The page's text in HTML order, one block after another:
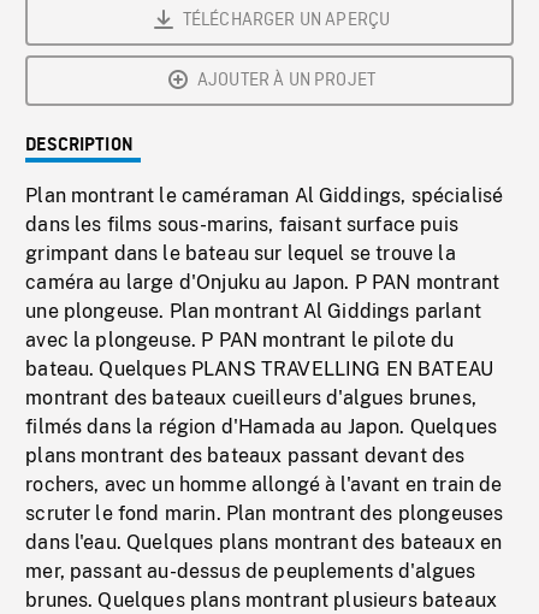
TÉLÉCHARGER UN APERÇU
AJOUTER À UN PROJET
DESCRIPTION
Plan montrant le caméraman Al Giddings, spécialisé
dans les films sous-marins, faisant surface puis
grimpant dans le bateau sur lequel se trouve la
caméra au large d'Onjuku au Japon. P PAN montrant
une plongeuse. Plan montrant Al Giddings parlant
avec la plongeuse. P PAN montrant le pilote du
bateau. Quelques PLANS TRAVELLING EN BATEAU
montrant des bateaux cueilleurs d'algues brunes,
filmés dans la région d'Hamada au Japon. Quelques
plans montrant des bateaux passant devant des
rochers, avec un homme allongé à l'avant en train de
scruter le fond marin. Plan montrant des plongeuses
dans l'eau. Quelques plans montrant des bateaux en
mer, passant au-dessus de peuplements d'algues
brunes. Quelques plans montrant plusieurs bateaux